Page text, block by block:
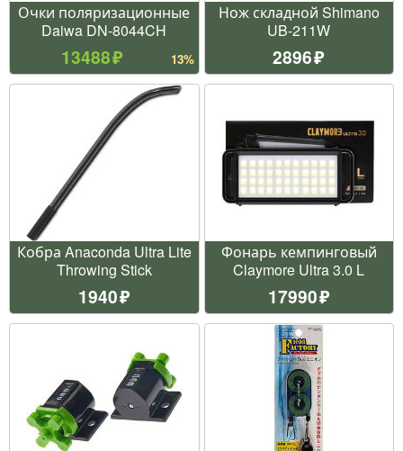
Очки поляризационные
Daiwa DN-8044CH
13488 13%
Нож складной Shimano
UB-211W
2896
Кобра Anaconda Ultra Lite
Throwing Stick
1940
Фонарь кемпинговый
Claymore Ultra 3.0 L
17990